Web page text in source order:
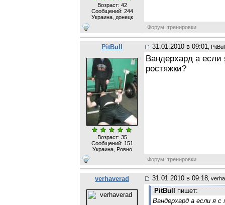
Возраст: 42
Сообщений: 244
Украина, донецк
Форум: тренировки
PitBull 31.01.2010 в 09:01 , PitBull
Возраст: 35
Сообщений: 151
Украина, Ровно
Вандерхард а
ростяжки?
Форум: тренировки
verhaverad 31.01.2010 в 09:18 ,
PitBull
пишет:
Вандерхард а если я